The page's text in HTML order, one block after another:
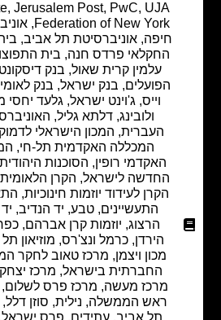
Deloitte,Jerusalem Post,PwC
Federation of New York
,אוניברסיטת
אוניברסיטת תל אביב,בית הספר
החקלאי פרדס חנה,בית התפוצות,בית
עלמין קרית שאול,בנק דיסקונט,בנק
הפועלים,בנק ישראל, בנק לאומי,ברנקו
ג'וינט ישראל, גלעד יחסי ממשל
דלתא גליל,האוניברסיטה
,המכון הישראלי לדמוקרטיה,
המכללה האקדמית תל-חי,המרכז
האקדמי רופין,הסוכנות היהודית ,הקרן
החדשה לישראל ,הקרן הלאומית למדע,
הקרן לעידוד יוזמות חינוכיות ,התאחדות
התעשיינים,טבע,יד הנדיב,יד חיים
הרצוג
יוזמות קרן אברהם ,כפר נהר
כרמל ונצ'רס, מוזיאון תל אביב,
מכון ויצמן,מרכז טאוב לחקר המדיניות
החברתית בישראל,מרכז יצחק רבין,
מרכז מעשה, מרכז פרס לשלום, משרד
ראש הממשלה,נילית,סוזן דלל,עיריית